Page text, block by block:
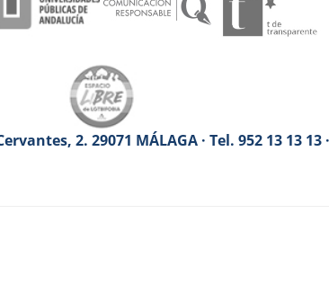
2. 29071 MÁLAGA · Tel. 952 13 13 13